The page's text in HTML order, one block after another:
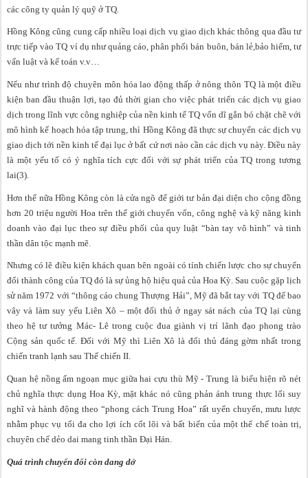
các công ty quản lý quỹ ở TQ.
Hồng Kông cũng cung cấp nhiều loại dịch vụ giao dịch khác thông qua đầu tư
trực tiếp vào TQ ví dụ như quảng cáo, phân phối bán buôn, bán lẻ,bảo hiểm, tư
vấn luật và kế toán v.v…
Nếu như trình độ chuyên môn hóa lao động thấp ở nông thôn TQ là một điều
kiện ban đầu thuận lợi, tạo đủ thời gian cho việc phát triển các dịch vụ giao
dịch trong lĩnh vực công nghiệp của nền kinh tế TQ vốn dĩ gắn bó chặt chẽ với
mô hình kế hoạch hóa tập trung, thì Hồng Kông đã thực sự chuyển các dịch vụ
giao dịch tới nền kinh tế đại lục ở bất cứ nơi nào cần các dịch vụ này. Điều này
là một yếu tố có ý nghĩa tích cực đối với sự phát triển của TQ trong tương
lai(3).
Hơn thế nữa Hồng Kông còn là cửa ngõ để giới tư bản đại diện cho cộng đồng
hơn 20 triệu người Hoa trên thế giới chuyển vốn, công nghệ và kỹ năng kinh
doanh vào đại lục theo sự điều phối của quy luật “bàn tay vô hình” và tinh
thần dân tộc mạnh mẽ.
Nhưng có lẽ điều kiện khách quan bên ngoài có tính chiến lược cho sự chuyển
đổi thành công của TQ đó là sự ủng hộ hiệu quả của Hoa Kỳ. Sau cuộc gặp lịch
sử năm 1972 với “thông cáo chung Thượng Hải”, Mỹ đã bắt tay với TQ để bao
vây và làm suy yếu Liên Xô – một đối thủ ở ngay sát nách của TQ lại cùng
theo hệ tư tưởng Mác- Lê trong cuộc đua giành vị trí lãnh đạo phong trào
Cộng sản quốc tế. Đối với Mỹ thì Liên Xô là đối thủ đáng gờm nhất trong
chiến tranh lạnh sau Thế chiến II.
Quan hệ nồng ấm ngoạn mục giữa hai cựu thù Mỹ - Trung là biểu hiện rõ nét
chủ nghĩa thực dụng Hoa Kỳ, mặt khác nó cũng phản ánh trung thực lối suy
nghĩ và hành động theo “phong cách Trung Hoa” rất uyển chuyển, mưu lược
nhằm phục vụ tối đa cho lợi ích cốt lõi và bất biến của một thể chế toàn trị,
chuyên chế dẻo dai mang tinh thần Đại Hán.
Quá trình chuyển đổi còn dang dở